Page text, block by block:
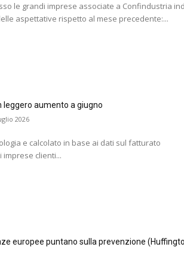
le grandi imprese associate a Confindustria
aspettative rispetto al mese precedente:...
leggero aumento a giugno
2026
e calcolato in base ai dati sul fatturato
clienti...
europee puntano sulla prevenzione